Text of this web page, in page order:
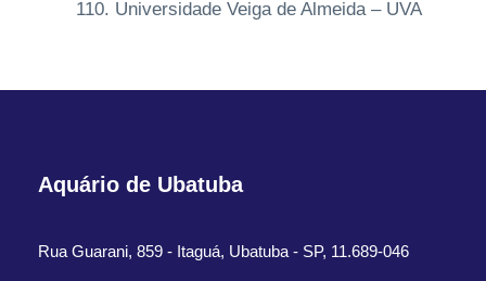
Universidade Veiga de Almeida – UVA
Aquário de Ubatuba
Rua Guarani, 859 - Itaguá, Ubatuba - SP, 11.689-046